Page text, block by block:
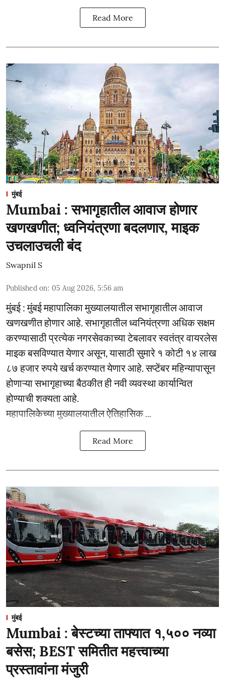
Read More
मुंबई
Mumbai : सभागृहातील आवाज होणार
खणखणीत; ध्वनियंत्रणा बदलणार, माइक
उचलाउचली बंद
Swapnil S
Published on: 05 Aug 2026, 5:56 am
मुंबई : मुंबई महापालिका मुख्यालयातील सभागृहातील आवाज
खणखणीत होणार आहे. सभागृहातील ध्वनियंत्रणा अधिक सक्षम
करण्यासाठी प्रत्येक नगरसेवकाच्या टेबलावर स्वतंत्र वायरलेस
माइक बसविण्यात येणार असून, यासाठी सुमारे १ कोटी १४ लाख
८७ हजार रुपये खर्च करण्यात येणार आहे. सप्टेंबर महिन्यापासून
होणाऱ्या सभागृहाच्या बैठकीत ही नवी व्यवस्था कार्यान्वित
होण्याची शक्यता आहे.
महापालिकेच्या मुख्यालयातील ऐतिहासिक ...
Read More
मुंबई
Mumbai : बेस्टच्या ताफ्यात १,५०० नव्या
बसेस; BEST समितीत महत्त्वाच्या
प्रस्तावांना मंजुरी